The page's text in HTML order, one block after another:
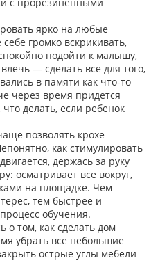
ярко на любые
громко вскрикивать,
подойти к малышу,
— сделать все для того,
в памяти как что-то
через время придется
делать, если ребенок
позволять крохе
как стимулировать
держась за руку
осматривает все вокруг,
на площадке. Чем
тем быстрее и
обучения.
о том, как сделать дом
убрать все небольшие
острые углы мебели